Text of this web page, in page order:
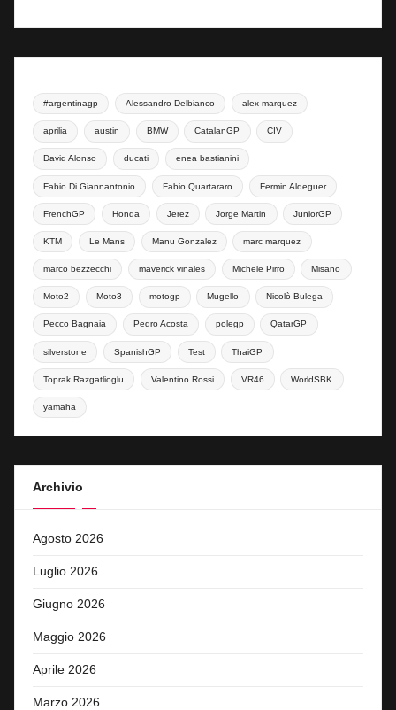
#argentinagp Alessandro Delbianco alex marquez
aprilia austin BMW CatalanGP CIV
David Alonso ducati enea bastianini
Fabio Di Giannantonio Fabio Quartararo Fermin Aldeguer
FrenchGP Honda Jerez Jorge Martin JuniorGP
KTM Le Mans Manu Gonzalez marc marquez
marco bezzecchi maverick vinales Michele Pirro Misano
Moto2 Moto3 motogp Mugello Nicolò Bulega
Pecco Bagnaia Pedro Acosta polegp QatarGP
silverstone SpanishGP Test ThaiGP
Toprak Razgatlioglu Valentino Rossi VR46 WorldSBK
yamaha
Archivio
Agosto 2026
Luglio 2026
Giugno 2026
Maggio 2026
Aprile 2026
Marzo 2026